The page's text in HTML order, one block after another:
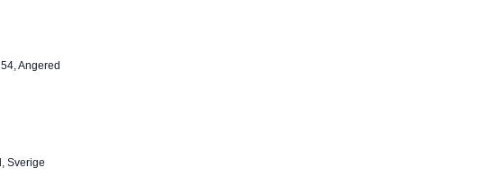
Angered
Sverige